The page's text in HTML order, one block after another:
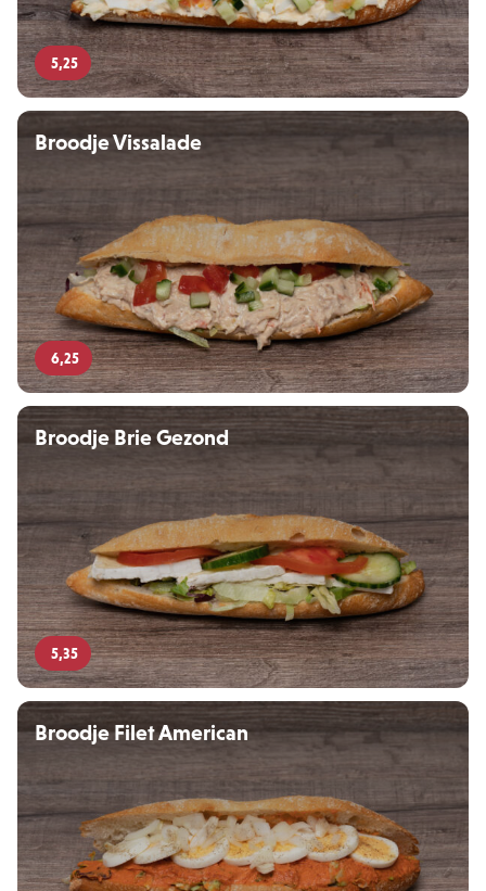
5,25
Broodje Vissalade
6,25
Broodje Brie Gezond
5,35
Broodje Filet American